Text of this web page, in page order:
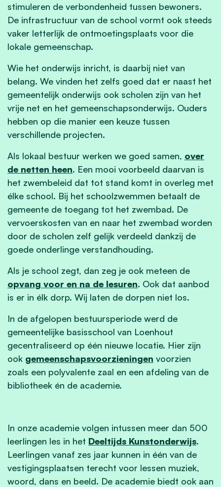
stimuleren de verbondenheid tussen bewoners.
De infrastructuur van de school vormt ook steeds
vaker letterlijk de ontmoetingsplaats voor die
lokale gemeenschap.
Wie het onderwijs inricht, is daarbij niet van
belang. We vinden het zelfs goed dat er naast het
gemeentelijk onderwijs ook scholen zijn van het
vrije net en het gemeenschapsonderwijs. Ouders
hebben op die manier een keuze tussen
verschillende projecten.
Als lokaal bestuur werken we goed samen, over
de netten heen. Een mooi voorbeeld daarvan is
het zwembeleid dat tot stand komt in overleg met
élke school. Bij het schoolzwemmen betaalt de
gemeente de toegang tot het zwembad. De
vervoerskosten van en naar het zwembad worden
door de scholen zelf gelijk verdeeld dankzij de
goede onderlinge verstandhouding.
Als je school zegt, dan zeg je ook meteen de
opvang voor en na de lesuren. Ook dat aanbod
is er in élk dorp. Wij laten de dorpen niet los.
In de afgelopen bestuursperiode werd de
gemeentelijke basisschool van Loenhout
gecentraliseerd op één nieuwe locatie. Hier zijn
ook gemeenschapsvoorzieningen voorzien
zoals een polyvalente zaal en een afdeling van de
bibliotheek én de academie.
In onze academie volgen intussen meer dan 500
leerlingen les in het Deeltijds Kunstonderwijs.
Leerlingen vanaf zes jaar kunnen in één van de
vestigingsplaatsen terecht voor lessen muziek,
woord, dans en beeld. De academie biedt ook aan